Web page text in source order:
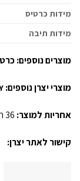
מידות כרטיס
מידות תיבה
מוצרים נוספים:
מוצרי יצרן נוספים:
אחריות למוצר:
קישור לאתר יצרן: